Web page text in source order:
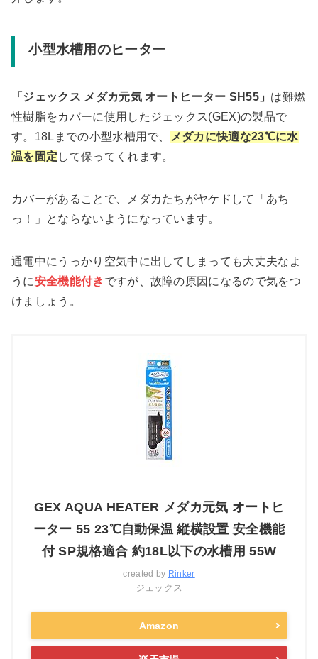
小型水槽用のヒーター
「ジェックス メダカ元気 オートヒーター SH55」 は難燃
性樹脂をカバーに使用したジェックス(GEX)の製品で
す。18Lまでの小型水槽用で、
メダカに快適な23℃に水
温を固定 して保ってくれます。
カバーがあることで、メダカたちがヤケドして「あち
っ！」とならないようになっています。
通電中にうっかり空気中に出してしまっても大丈夫なよ
うに安全機能付き ですが、故障の原因になるので気をつ
けましょう。
GEX AQUA HEATER メダカ元気 オートヒ
ーター 55 23℃自動保温 縦横設置 安全機能
付 SP規格適合 約18L以下の水槽用 55W
created by Rinker
ジェックス
Amazon